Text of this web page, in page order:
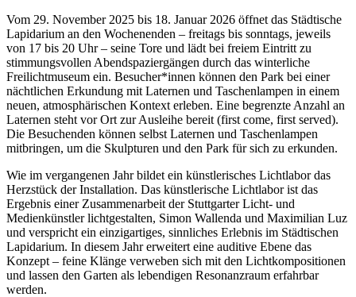
Vom 29. November 2025 bis 18. Januar 2026 öffnet das Städtische
Lapidarium an den Wochenenden – freitags bis sonntags, jeweils
von 17 bis 20 Uhr – seine Tore und lädt bei freiem Eintritt zu
stimmungsvollen Abendspaziergängen durch das winterliche
Freilichtmuseum ein. Besucher*innen können den Park bei einer
nächtlichen Erkundung mit Laternen und Taschenlampen in einem
neuen, atmosphärischen Kontext erleben. Eine begrenzte Anzahl an
Laternen steht vor Ort zur Ausleihe bereit (first come, first served).
Die Besuchenden können selbst Laternen und Taschenlampen
mitbringen, um die Skulpturen und den Park für sich zu erkunden.
Wie im vergangenen Jahr bildet ein künstlerisches Lichtlabor das
Herzstück der Installation. Das künstlerische Lichtlabor ist das
Ergebnis einer Zusammenarbeit der Stuttgarter Licht- und
Medienkünstler lichtgestalten, Simon Wallenda und Maximilian Luz
und verspricht ein einzigartiges, sinnliches Erlebnis im Städtischen
Lapidarium. In diesem Jahr erweitert eine auditive Ebene das
Konzept – feine Klänge verweben sich mit den Lichtkompositionen
und lassen den Garten als lebendigen Resonanzraum erfahrbar
werden.